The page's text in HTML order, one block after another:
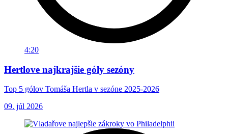
4:20
Hertlove najkrajšie góly sezóny
Top 5 gólov Tomáša Hertla v sezóne 2025-2026
09. júl 2026